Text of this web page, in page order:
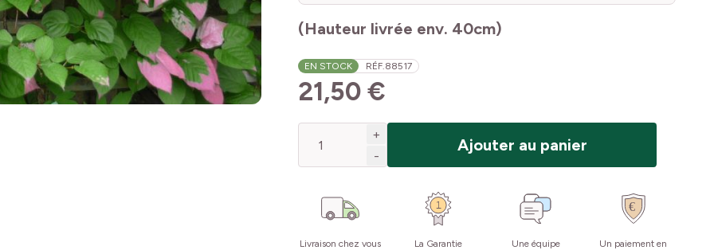
(Hauteur livrée env. 40cm)
EN STOCK RÉF.88517
21,50 €
+
-
Ajouter au panier
Livraison chez vous
La Garantie
Une équipe
Un paiement en